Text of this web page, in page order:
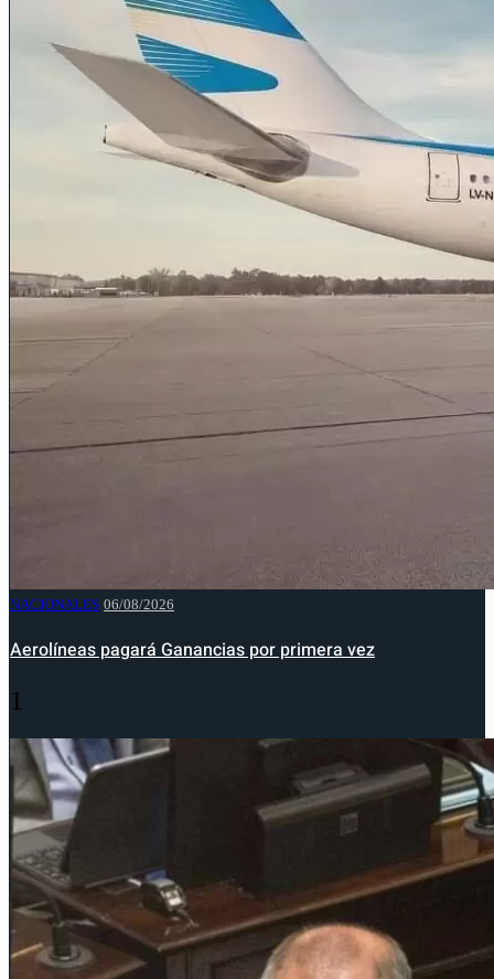
NACIONALES 06/08/2026
Aerolíneas pagará Ganancias por primera vez
1